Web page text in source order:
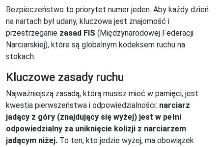
Bezpieczeństwo to priorytet numer jeden. Aby każdy dzień
na nartach był udany, kluczowa jest znajomość i
przestrzeganie zasad FIS (Międzynarodowej Federacji
Narciarskiej), które są globalnym kodeksem ruchu na
stokach.
Kluczowe zasady ruchu
Najważniejszą zasadą, którą musisz mieć w pamięci, jest
kwestia pierwszeństwa i odpowiedzialności: narciarz
jadący z góry (znajdujący się wyżej) jest w pełni
odpowiedzialny za uniknięcie kolizji z narciarzem
jadącym niżej. To ten, kto jedzie wyżej, ma obowiązek